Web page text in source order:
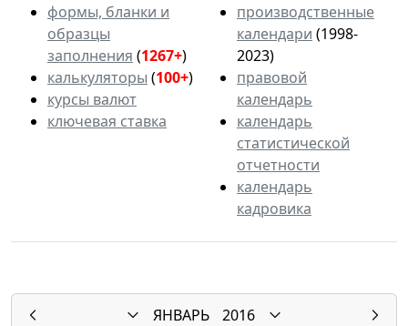
формы, бланки и
образцы
заполнения (1267+)
калькуляторы (100+)
курсы валют
ключевая ставка
производственные
календари (1998-
2023)
правовой
календарь
календарь
статистической
отчетности
календарь
кадровика
ЯНВАРЬ
2016